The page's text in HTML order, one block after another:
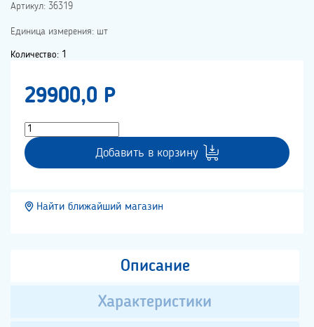
Артикул: 36319
Единица измерения: шт
Количество: 1
29900,0 P
Добавить в корзину
Найти ближайший магазин
Описание
Характеристики